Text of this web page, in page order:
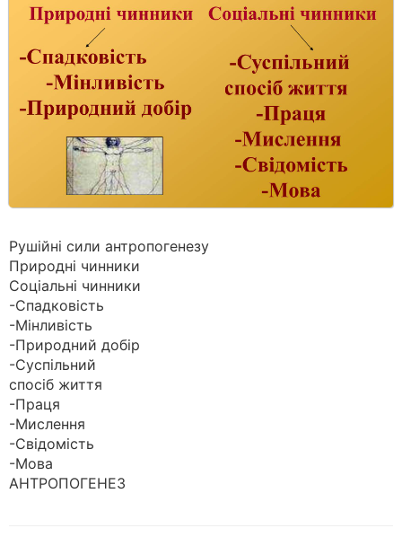
Рушійні сили антропогенезу
Природні чинники
Соціальні чинники
-Спадковість
-Мінливість
-Природний добір
-Суспільний
спосіб життя
-Праця
-Мислення
-Свідомість
-Мова
АНТРОПОГЕНЕЗ